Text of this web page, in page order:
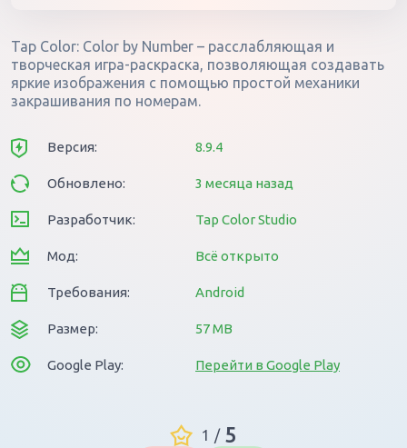
Tap Color: Color by Number – расслабляющая и
творческая игра-раскраска, позволяющая создавать
яркие изображения с помощью простой механики
закрашивания по номерам.
Версия: 8.9.4
Обновлено: 3 месяца назад
Разработчик: Tap Color Studio
Мод: Всё открыто
Требования: Android
Размер: 57 MB
Google Play: Перейти в Google Play
1 / 5